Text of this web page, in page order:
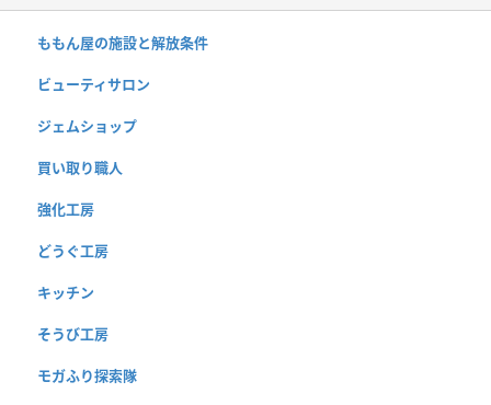
ももん屋の施設と解放条件
ビューティサロン
ジェムショップ
買い取り職人
強化工房
どうぐ工房
キッチン
そうび工房
モガふり探索隊